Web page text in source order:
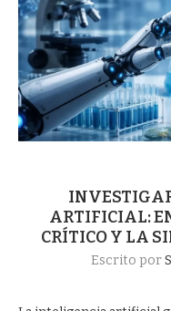
ARTIFICIAL:
CRÍTICO Y LA
Escrito por